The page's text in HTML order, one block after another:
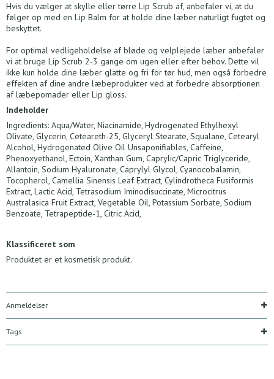
Hvis du vælger at skylle eller tørre Lip Scrub af, anbefaler vi, at du
følger op med en Lip Balm for at holde dine læber naturligt fugtet og
beskyttet.
For optimal vedligeholdelse af bløde og velplejede læber anbefaler
vi at bruge Lip Scrub 2-3 gange om ugen eller efter behov. Dette vil
ikke kun holde dine læber glatte og fri for tør hud, men også forbedre
effekten af dine andre læbeprodukter ved at forbedre absorptionen
af læbepomader eller Lip gloss.
Indeholder
Ingredients: Aqua/Water, Niacinamide, Hydrogenated Ethylhexyl
Olivate, Glycerin, Ceteareth-25, Glyceryl Stearate, Squalane, Cetearyl
Alcohol, Hydrogenated Olive Oil Unsaponifiables, Caffeine,
Phenoxyethanol, Ectoin, Xanthan Gum, Caprylic/Capric Triglyceride,
Allantoin, Sodium Hyaluronate, Caprylyl Glycol, Cyanocobalamin,
Tocopherol, Camellia Sinensis Leaf Extract, Cylindrotheca Fusiformis
Extract, Lactic Acid, Tetrasodium Iminodisuccinate, Microcitrus
Australasica Fruit Extract, Vegetable Oil, Potassium Sorbate, Sodium
Benzoate, Tetrapeptide-1, Citric Acid,
Klassificeret som
Produktet er et kosmetisk produkt.
Anmeldelser
Tags